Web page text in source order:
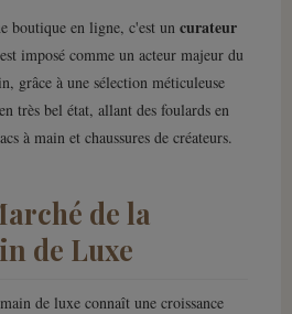
boutique en ligne, c'est un curateur
imposé comme un acteur majeur du
grâce à une sélection méticuleuse
très bel état, allant des foulards en
à main et chaussures de créateurs.
de la
de Luxe
de luxe connaît une croissance